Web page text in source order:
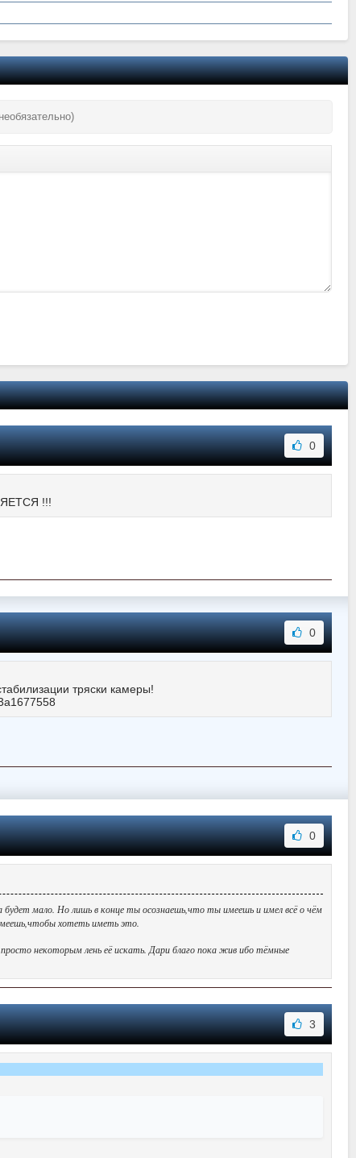
0
!!!
0
тряски камеры!
0
мало. Но лишь в конце ты осознаешь,что ты имеешь и имел всё о чём
хотеть иметь это.
некоторым лень её искать. Дари благо пока жив ибо тёмные
3